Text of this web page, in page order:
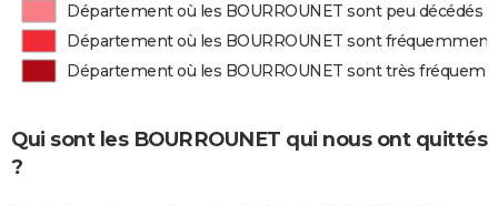
Département où les BOURROUNET sont peu décédés
Département où les BOURROUNET sont fréquemment
Département où les BOURROUNET sont très
Qui sont les BOURROUNET qui nous ont quittés
?